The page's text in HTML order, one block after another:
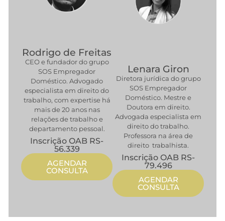
Rodrigo de Freitas
CEO e fundador do grupo
SOS Empregador
Doméstico. Advogado
especialista em direito do
trabalho, com expertise há
mais de 20 anos nas
relações de trabalho e
departamento pessoal.
Inscrição OAB RS-
56.339
AGENDAR
CONSULTA
Lenara Giron
Diretora jurídica do grupo
SOS Empregador
Doméstico. Mestre e
Doutora em direito.
Advogada especialista em
direito do trabalho.
Professora na área de
direito trabalhista.
Inscrição OAB RS-
79.496
AGENDAR
CONSULTA